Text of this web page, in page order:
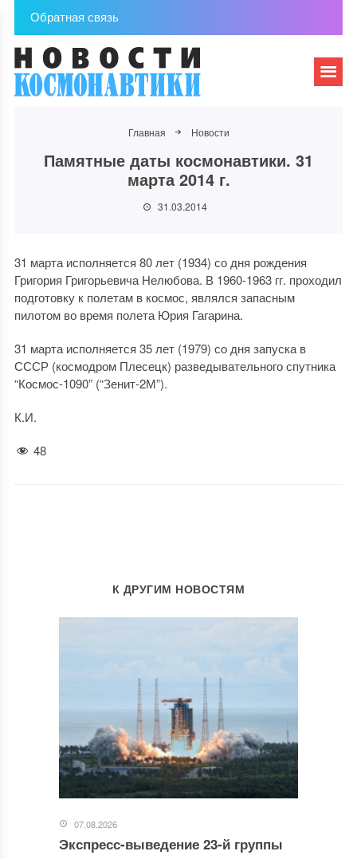
Обратная связь
Главная Новости
Памятные даты космонавтики. 31
марта 2014 г.
31.03.2014
31 марта исполняется 80 лет (1934) со дня рождения
Григория Григорьевича Нелюбова. В 1960-1963 гг. проходил
подготовку к полетам в космос, являлся запасным
пилотом во время полета Юрия Гагарина.
31 марта исполняется 35 лет (1979) со дня запуска в
СССР (космодром Плесецк) разведывательного спутника
“Космос-1090” (“Зенит-2М”).
К.И.
48
К ДРУГИМ НОВОСТЯМ
07.08.2026
Экспресс-выведение 23-й группы